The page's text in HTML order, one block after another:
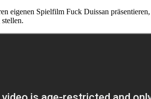
eigenen Spielfilm Fuck Duissan